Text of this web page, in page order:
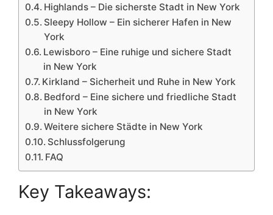
Highlands – Die sicherste Stadt in New York
Sleepy Hollow – Ein sicherer Hafen in New
York
Lewisboro – Eine ruhige und sichere Stadt
in New York
Kirkland – Sicherheit und Ruhe in New York
Bedford – Eine sichere und friedliche Stadt
in New York
Weitere sichere Städte in New York
Schlussfolgerung
FAQ
Key Takeaways: